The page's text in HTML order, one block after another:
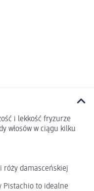
i lekkość fryzurze
włosów w ciągu kilku
róży damasceńskiej
Pistachio to idealne